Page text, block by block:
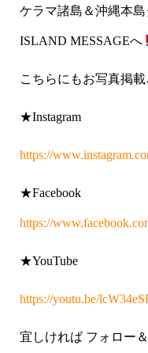
ケラマ諸島＆沖縄本
ISLAND MESSAGEへ
こちらにもお写真掲
★Instagram
https://
★Facebook
https://
★YouTube
https://youtu.be/
宜しければ フォロー